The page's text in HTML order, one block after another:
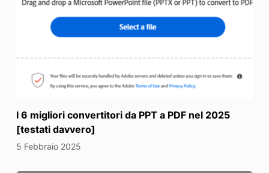
I 6 migliori convertitori da PPT a PDF nel 2025
[testati davvero]
5 Febbraio 2025